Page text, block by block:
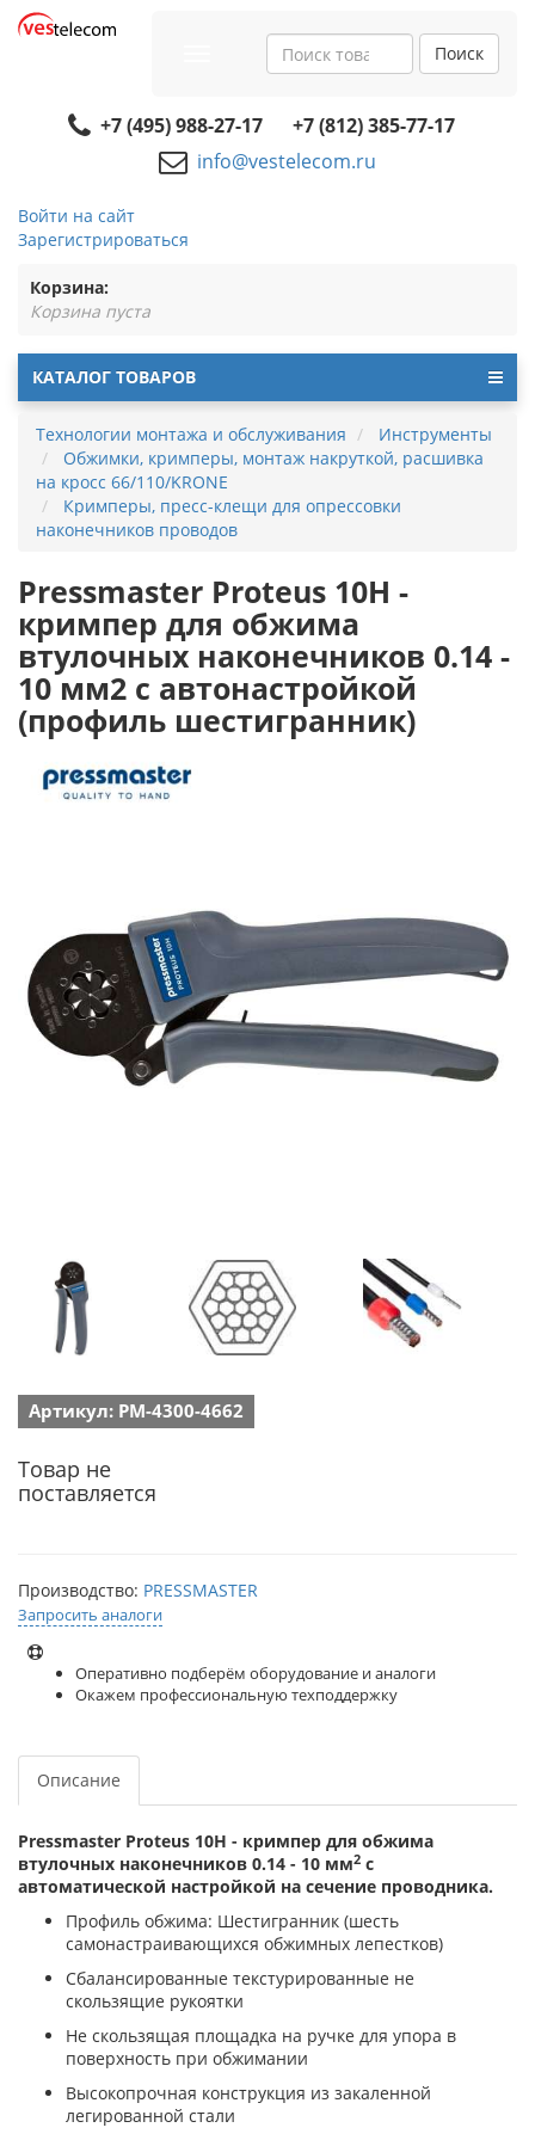
navigation
Поиск
+7 (495) 988-27-17
+7 (812) 385-77-17
info@vestelecom.ru
Войти на сайт
Зарегистрироваться
Корзина:
Корзина пуста
КАТАЛОГ ТОВАРОВ
Технологии монтажа и обслуживания
Инструменты
Обжимки, кримперы, монтаж накруткой, расшивка
на кросс 66/110/KRONE
Кримперы, пресс-клещи для опрессовки
наконечников проводов
Pressmaster Proteus 10H -
кримпер для обжима
втулочных наконечников 0.14 -
10 мм2 с автонастройкой
(профиль шестигранник)
Артикул: PM-4300-4662
Товар не
поставляется
Производство: PRESSMASTER
Запросить аналоги
Оперативно подберём оборудование и аналоги
Окажем профессиональную техподдержку
Описание
Pressmaster Proteus 10Н - кримпер для обжима
втулочных наконечников 0.14 - 10 мм2 с
автоматической настройкой на сечение проводника.
Профиль обжима: Шестигранник (шесть
самонастраивающихся обжимных лепестков)
Сбалансированные текстурированные не
скользящие рукоятки
Не скользящая площадка на ручке для упора в
поверхность при обжимании
Высокопрочная конструкция из закаленной
легированной стали